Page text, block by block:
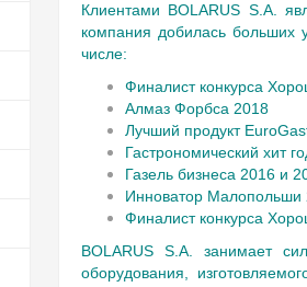
Клиентами BOLARUS S.A.
компания добилась больших
числе:
Финалист конкурса
Алмаз Форбса 2018
Лучший продукт
Гастрономический хит
Газель бизнеса 2016 и
Инноватор Малопольши
Финалист конкурса
BOLARUS S.A. занимает
оборудования,